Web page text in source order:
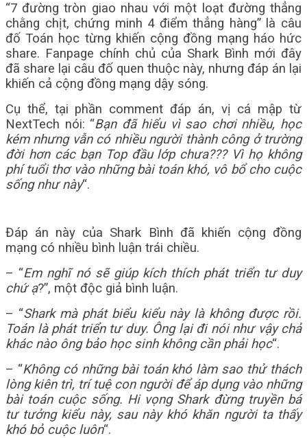
“7 đường tròn giao nhau với một loạt đường thẳng
chằng chịt, chứng minh 4 điểm thẳng hàng” là câu
đố Toán học từng khiến cộng đồng mạng háo hức
share. Fanpage chính chủ của Shark Bình mới đây
đã share lại câu đố quen thuộc này, nhưng đáp án lại
khiến cả cộng đồng mạng dậy sóng.
Cụ thể, tại phần comment đáp án, vị cá mập từ
NextTech nói: “Bạn đã hiểu vì sao chơi nhiều, học
kém nhưng vẫn có nhiều người thành công ở trường
đời hơn các bạn Top đầu lớp chưa??? Vì họ không
phí tuổi thơ vào những bài toán khó, vô bổ cho cuộc
sống như này“.
Đáp án này của Shark Bình đã khiến cộng đồng
mạng có nhiều bình luận trái chiều.
– “Em nghĩ nó sẽ giúp kích thích phát triển tư duy
chứ ạ?”, một độc giả bình luận.
– “Shark mà phát biểu kiểu này là không được rồi.
Toán là phát triển tư duy. Ông lại đi nói như vậy chả
khác nào ông bảo học sinh không cần phải học“.
– “Không có những bài toán khó làm sao thử thách
lòng kiên trì, trí tuệ con người để áp dụng vào những
bài toán cuộc sống. Hi vọng Shark đừng truyền bá
tư tưởng kiểu này, sau này khó khăn người ta thấy
khó bỏ cuộc luôn“.